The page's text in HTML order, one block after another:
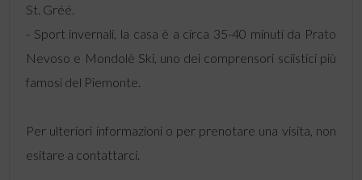
St. Gréé.
- Sport invernali, la casa è a circa 35-40 minuti da Prato
Nevoso e Mondolè Ski, uno dei comprensori sciistici più
famosi del Piemonte.
Per ulteriori informazioni o per prenotare una visita, non
esitare a contattarci.